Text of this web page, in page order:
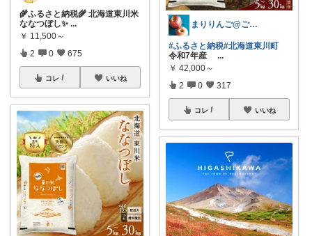
🌾ふるさと納税🌾 北海道東川米
ななつぼし✨ ...
￥ 11,500～
2 0 675
コレ いいね
まりりんご@ご購入感謝です🍎
#ふるさと納税#北海道東川町
令和7年産
...
￥ 42,000～
2 0 317
コレ いいね